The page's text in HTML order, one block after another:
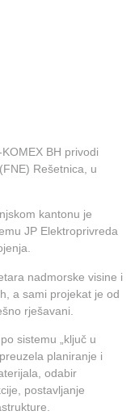
BH privodi
Rešetnica, u
kantonu je
JP Elektroprivreda
nadmorske visine i
a sami projekat je od
rješavani.
sistemu „ključ u
planiranje i
odabir
postavljanje